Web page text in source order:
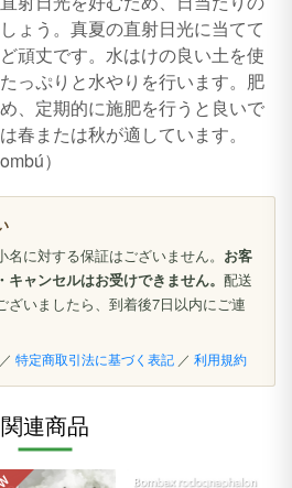
ょう。真夏の直射日光に当てて
頑丈です。水はけの良い土を使
っぷりと水やりを行います。肥
、定期的に施肥を行うと良いで
春または秋が適しています。
）
に対する保証はございません。 お客
ャンセルはお受けできません。 配送
ざいましたら、到着後7日以内にご連
／ 特定商取引法に基づく表記 ／ 利用規約
関連商品